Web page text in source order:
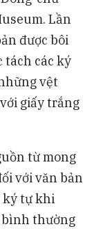
Lần
được bôi
tách các ký
vệt
giấy trắng
từ mong
với văn bản
ký tự khi
thường